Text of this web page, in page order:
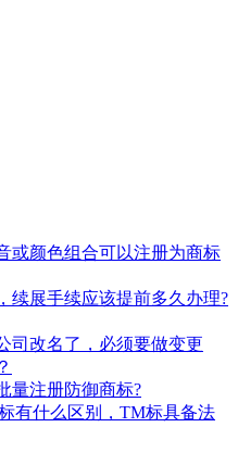
或颜色组合可以注册为商标
续展手续应该提前多久办理?
司改名了，必须要做变更
量注册防御商标?
有什么区别，TM标具备法